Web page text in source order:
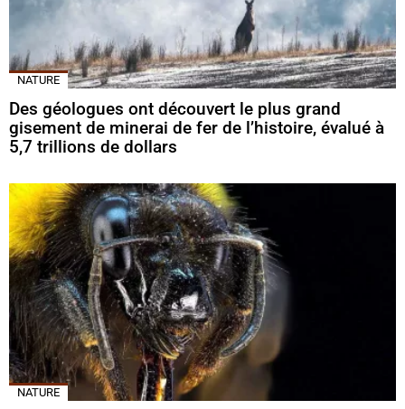
NATURE
Des géologues ont découvert le plus grand
gisement de minerai de fer de l’histoire, évalué à
5,7 trillions de dollars
NATURE